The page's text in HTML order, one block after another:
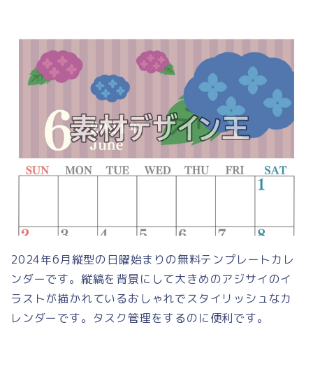
2024年6月縦型の日曜始まりの無料テンプレートカレ
ンダーです。縦縞を背景にして大きめのアジサイのイ
ラストが描かれているおしゃれでスタイリッシュなカ
レンダーです。タスク管理をするのに便利です。